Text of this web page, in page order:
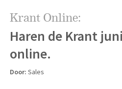
Krant Online:
Haren de Krant
online.
Door: Sales